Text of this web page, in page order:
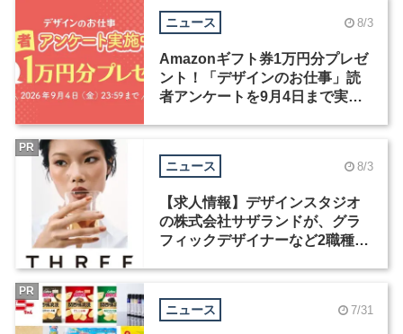
ニュース 8/3
Amazonギフト券1万円分プレゼ
ント！「デザインのお仕事」読
者アンケートを9月4日まで実施
ニュース 8/3
【求人情報】デザインスタジオ
の株式会社サザランドが、グラ
フィックデザイナーなど2職種を
PR
ニュース 7/31
PR